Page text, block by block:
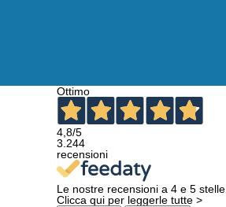
Ottimo
4,8/5
3.244
recensioni
Le nostre recensioni a 4 e 5 stelle.
Clicca qui per leggerle tutte >